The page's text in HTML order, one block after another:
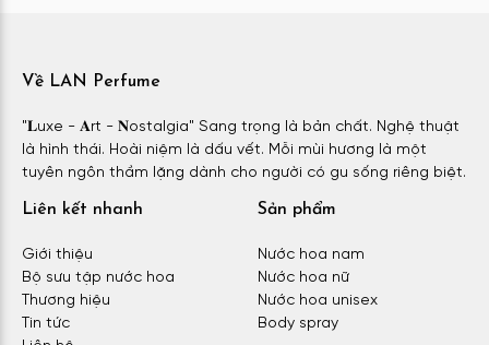
Về LAN Perfume
"𝐋uxe - 𝐀rt - 𝐍ostalgia" Sang trọng là bản chất. Nghệ thuật
là hình thái. Hoài niệm là dấu vết. Mỗi mùi hương là một
tuyên ngôn thầm lặng dành cho người có gu sống riêng biệt.
Liên kết nhanh
Giới thiệu
Bộ sưu tập nước hoa
Thương hiệu
Tin tức
Sản phẩm
Nước hoa nam
Nước hoa nữ
Nước hoa unisex
Body spray